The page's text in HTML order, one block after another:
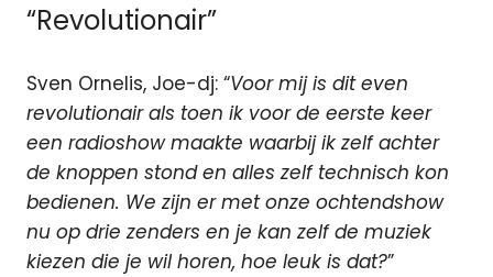
“Revolutionair”
Sven Ornelis, Joe-dj: “Voor mij is dit even
revolutionair als toen ik voor de eerste keer
een radioshow maakte waarbij ik zelf achter
de knoppen stond en alles zelf technisch kon
bedienen. We zijn er met onze ochtendshow
nu op drie zenders en je kan zelf de muziek
kiezen die je wil horen, hoe leuk is dat?”